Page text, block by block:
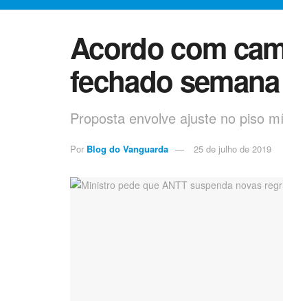
Acordo com
fechado
Proposta envolve ajuste no piso
Por Blog do Vanguarda 25 de julho de 2019